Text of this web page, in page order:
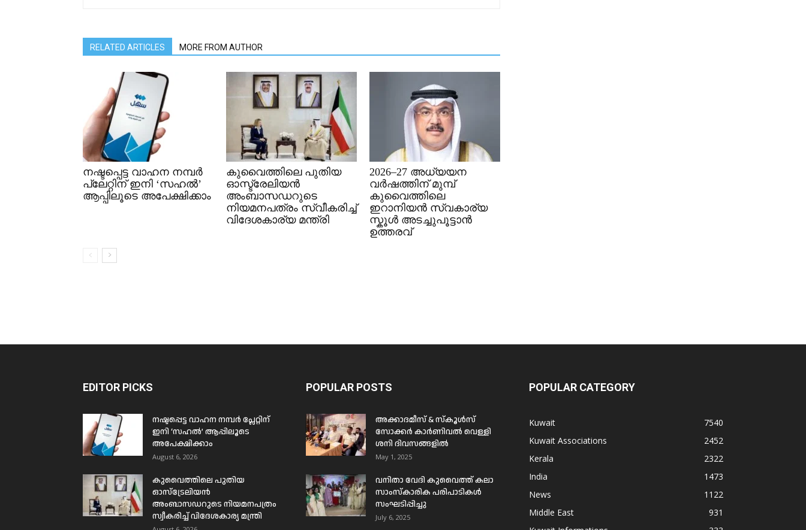
RELATED ARTICLES MORE FROM AUTHOR
നഷ്ടപ്പെട്ട വാഹന നമ്പർ
പ്ലേറ്റിന് ഇനി ‘സഹൽ’
ആപ്പിലൂടെ അപേക്ഷിക്കാം
കുവൈത്തിലെ പുതിയ
ഓസ്ട്രേലിയൻ
അംബാസഡറുടെ
നിയമനപത്രം സ്വീകരിച്ച്
വിദേശകാര്യ മന്ത്രി
2026–27 അധ്യയന
വർഷത്തിന് മുമ്പ്
കുവൈത്തിലെ
ഇറാനിയൻ സ്വകാര്യ
സ്കൂൾ അടച്ചുപൂട്ടാൻ
ഉത്തരവ്
EDITOR PICKS
നഷ്ടപ്പെട്ട വാഹന നമ്പർ പ്ലേറ്റിന്
ഇനി ‘സഹൽ’ ആപ്പിലൂടെ
അപേക്ഷിക്കാം
August 6, 2026
കുവൈത്തിലെ പുതിയ
ഓസ്ട്രേലിയൻ
അംബാസഡറുടെ നിയമനപത്രം
സ്വീകരിച്ച് വിദേശകാര്യ മന്ത്രി
POPULAR POSTS
അക്കാദമീസ് & സ്കൂൾസ്
സോക്കർ കാർണിവൽ വെള്ളി
ശനി ദിവസങ്ങളിൽ
May 1, 2025
വനിതാ വേദി കുവൈത്ത് കലാ
സാംസ്കാരിക പരിപാടികൾ
സംഘടിപ്പിച്ചു
July 6, 2025
POPULAR CATEGORY
Kuwait
7540
Kuwait Associations
2452
Kerala
2322
India
1473
News
1122
Middle East
931